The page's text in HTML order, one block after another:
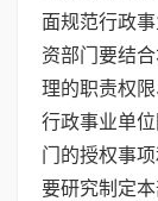
面规范行政
资部门要结
理的职责权
行政事业单
门的授权事
要研究制定